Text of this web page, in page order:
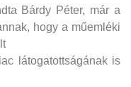
Bárdy Péter, már a
hogy a műemléki
látogatottságának is